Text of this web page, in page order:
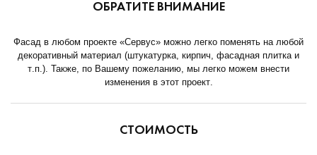
ОБРАТИТЕ ВНИМАНИЕ
Фасад в любом проекте «Сервус» можно легко поменять на любой
декоративный материал (штукатурка, кирпич, фасадная плитка и
т.п.). Также, по Вашему пожеланию, мы легко можем внести
изменения в этот проект.
СТОИМОСТЬ